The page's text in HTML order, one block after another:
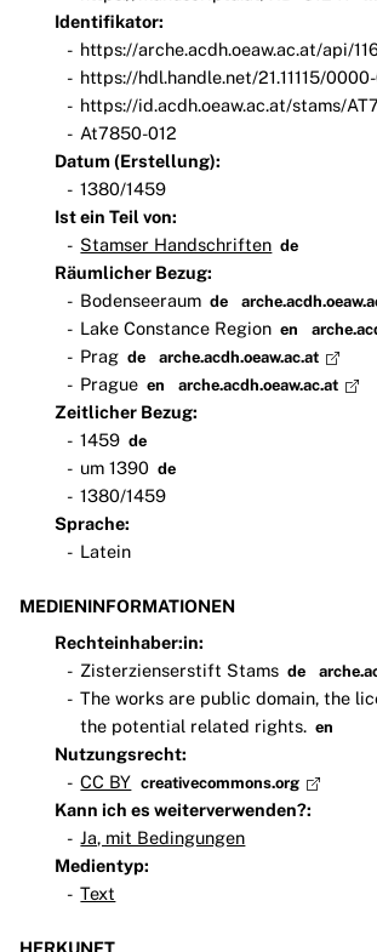
Identifikator:
https://arche.acdh.oeaw.ac.at/api/
https://hdl.handle.net/21.11115/
https://id.acdh.oeaw.ac.at/stams/
At7850-012
Datum (Erstellung):
1380/1459
Ist ein Teil von:
Stamser Handschriften de
Räumlicher Bezug:
Bodenseeraum de
Lake Constance Region en
Prag de arche.acdh.oeaw.ac.at
Prague en arche.acdh.oeaw.ac.at
Zeitlicher Bezug:
1459 de
um 1390 de
1380/1459
Sprache:
Latein
MEDIENINFORMATIONEN
Rechteinhaber:in:
Zisterzienserstift Stams de
The works are public domain, the
the potential related rights. en
Nutzungsrecht:
CC BY creativecommons.org
Kann ich es weiterverwenden?:
Ja, mit Bedingungen
Medientyp:
Text
HERKUNFT